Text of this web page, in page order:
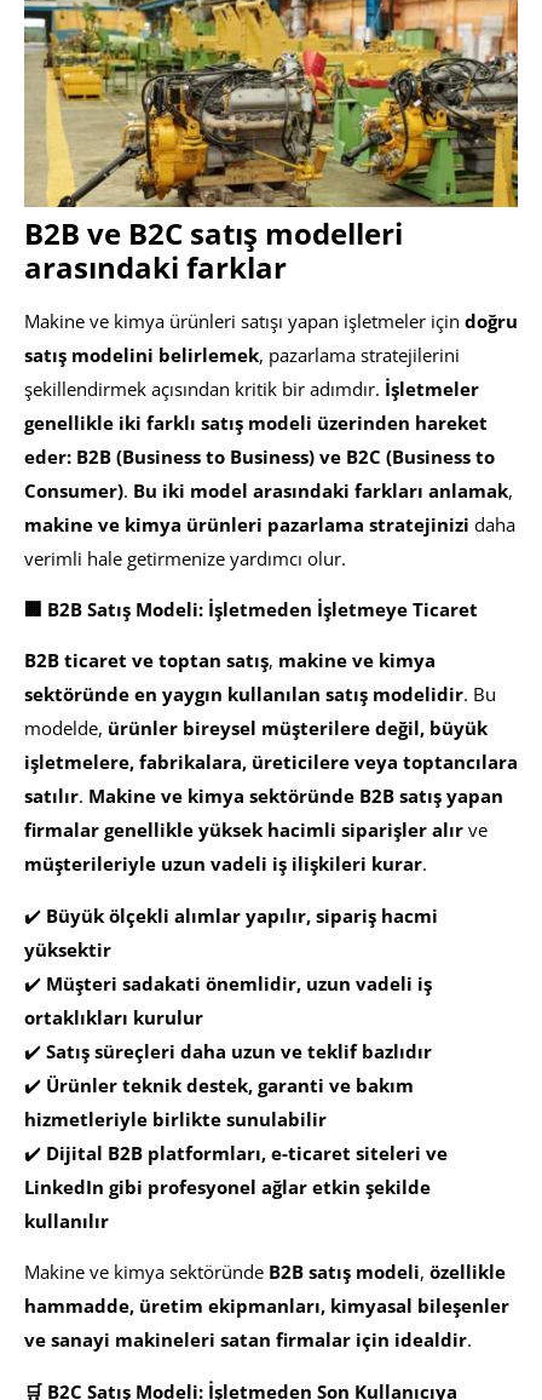
B2B ve B2C satış modelleri
arasındaki farklar
Makine ve kimya ürünleri satışı yapan işletmeler için doğru
satış modelini belirlemek, pazarlama stratejilerini
şekillendirmek açısından kritik bir adımdır. İşletmeler
genellikle iki farklı satış modeli üzerinden hareket
eder: B2B (Business to Business) ve B2C (Business to
Consumer). Bu iki model arasındaki farkları anlamak,
makine ve kimya ürünleri pazarlama stratejinizi daha
verimli hale getirmenize yardımcı olur.
🏢 B2B Satış Modeli: İşletmeden İşletmeye Ticaret
B2B ticaret ve toptan satış, makine ve kimya
sektöründe en yaygın kullanılan satış modelidir. Bu
modelde, ürünler bireysel müşterilere değil, büyük
işletmelere, fabrikalara, üreticilere veya toptancılara
satılır. Makine ve kimya sektöründe B2B satış yapan
firmalar genellikle yüksek hacimli siparişler alır ve
müşterileriyle uzun vadeli iş ilişkileri kurar.
✔️ Büyük ölçekli alımlar yapılır, sipariş hacmi
yüksektir
✔️ Müşteri sadakati önemlidir, uzun vadeli iş
ortaklıkları kurulur
✔️ Satış süreçleri daha uzun ve teklif bazlıdır
✔️ Ürünler teknik destek, garanti ve bakım
hizmetleriyle birlikte sunulabilir
✔️ Dijital B2B platformları, e-ticaret siteleri ve
LinkedIn gibi profesyonel ağlar etkin şekilde
kullanılır
Makine ve kimya sektöründe B2B satış modeli, özellikle
hammadde, üretim ekipmanları, kimyasal bileşenler
ve sanayi makineleri satan firmalar için idealdir.
🛒 B2C Satış Modeli: İşletmeden Son Kullanıcıya